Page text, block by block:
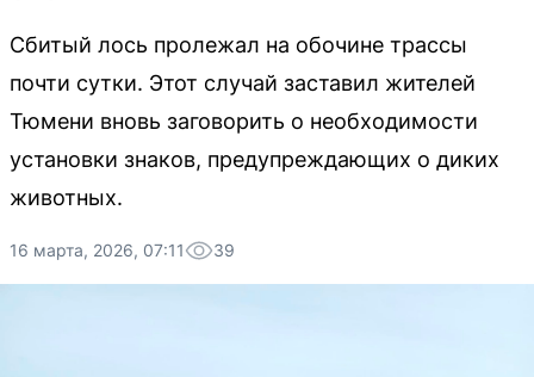
Сбитый лось пролежал на обочине трассы
почти сутки. Этот случай заставил жителей
Тюмени вновь заговорить о необходимости
установки знаков, предупреждающих о диких
животных.
16 марта, 2026, 07:11 39